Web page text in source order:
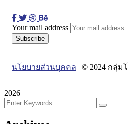
Your mail address
นโยบายส่วนบุคคล | © 2024 กลุ่ม
2026